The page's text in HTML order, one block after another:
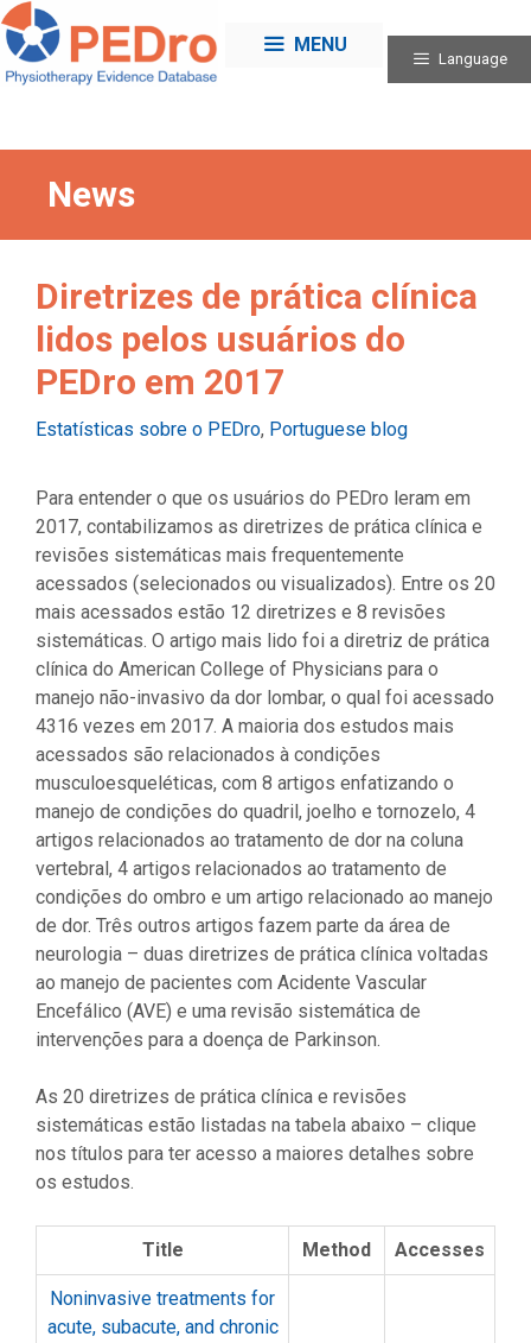
Skip
to
content
MENU
Language
News
Diretrizes de prática clínica
lidos pelos usuários do
PEDro em 2017
Categories
Estatísticas sobre o PEDro, Portuguese blog
Para entender o que os usuários do PEDro leram em
2017, contabilizamos as diretrizes de prática clínica e
revisões sistemáticas mais frequentemente
acessados (selecionados ou visualizados). Entre os 20
mais acessados estão 12 diretrizes e 8 revisões
sistemáticas. O artigo mais lido foi a diretriz de prática
clínica do American College of Physicians para o
manejo não-invasivo da dor lombar, o qual foi acessado
4316 vezes em 2017. A maioria dos estudos mais
acessados são relacionados à condições
musculoesqueléticas, com 8 artigos enfatizando o
manejo de condições do quadril, joelho e tornozelo, 4
artigos relacionados ao tratamento de dor na coluna
vertebral, 4 artigos relacionados ao tratamento de
condições do ombro e um artigo relacionado ao manejo
de dor. Três outros artigos fazem parte da área de
neurologia – duas diretrizes de prática clínica voltadas
ao manejo de pacientes com Acidente Vascular
Encefálico (AVE) e uma revisão sistemática de
intervenções para a doença de Parkinson.
As 20 diretrizes de prática clínica e revisões
sistemáticas estão listadas na tabela abaixo – clique
nos títulos para ter acesso a maiores detalhes sobre
os estudos.
Title Method Accesses
Noninvasive treatments for
acute, subacute, and chronic